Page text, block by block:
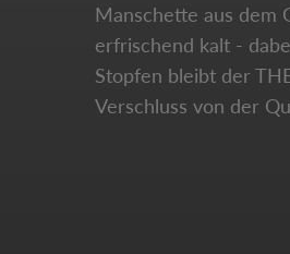
Manschette aus dem
erfrischend kalt -
Stopfen bleibt der
Verschluss von der